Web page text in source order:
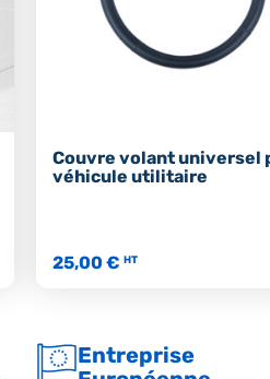
Couvre volant universel
véhicule utilitaire
25,00 € HT
Entreprise